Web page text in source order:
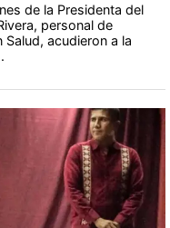
de la Presidenta del
personal de
Salud, acudieron a la